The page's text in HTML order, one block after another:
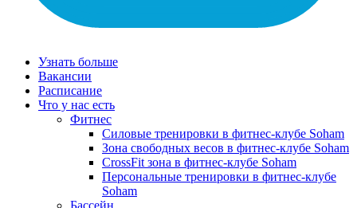
Узнать больше
Вакансии
Расписание
Что у нас есть
Фитнес
Силовые тренировки в фитнес-клубе Soham
Зона свободных весов в фитнес-клубе Soham
CrossFit зона в фитнес-клубе Soham
Персональные тренировки в фитнес-клубе
Soham
Бассейн